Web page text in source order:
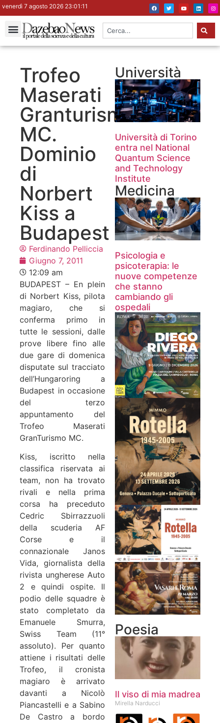
venerdì 7 agosto 2026 23:01:11
Trofeo
Maserati
Granturismo
MC.
Dominio
di
Norbert
Kiss a
Budapest
Ferdinando Pelliccia
Giugno 7, 2011
12:09 am
BUDAPEST – En plein
di Norbert Kiss, pilota
magiaro, che si
conferma primo in
tutte le sessioni, dalle
prove libere fino alle
due gare di domenica
disputate sul tracciato
dell’Hungaroring a
Budapest in occasione
del terzo
appuntamento del
Trofeo Maserati
GranTurismo MC.
Kiss, iscritto nella
classifica riservata ai
team, non ha trovato
rivali e nella prima
corsa ha preceduto
Cedric Sbirrazzuoli
della scuderia AF
Corse e il
connazionale Janos
Vida, giornalista della
rivista ungherese Auto
2 e quindi ospite. Il
podio delle squadre è
stato completato da
Emanuele Smurra,
Swiss Team (11°
assoluto). Per quanto
attiene i risultati delle
Trofeo, il cronista
magiaro è arrivato
davanti a Nicolò
Piancastelli e a Sabino
De Castro a bordo
Università
Università di Torino
entra nel National
Quantum Science
and Technology
Institute
Medicina
Psicologia e
psicoterapia: le
nuove competenze
che stanno
cambiando gli
ospedali
Poesia
Il viso di mia madrea
Mirella Narducci